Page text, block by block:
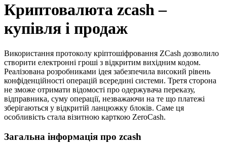
Криптовалюта zcash –
купівля і продаж
Використання протоколу кріптошіфровання ZCash дозволило
створити електронні гроші з відкритим вихідним кодом.
Реалізована розробниками ідея забезпечила високий рівень
конфіденційності операцій всередині системи. Третя сторона
не зможе отримати відомості про одержувача переказу,
відправника, суму операції, незважаючи на те що платежі
зберігаються у відкритій ланцюжку блоків. Саме ця
особливість стала візитною карткою ZeroCash.
Загальна інформація про zcash